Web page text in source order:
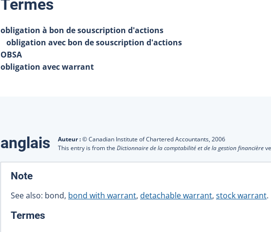
Termes:
obligation à bon de souscription d'actions
obligation avec bon de souscription d'actions
OBSA
obligation avec warrant
Traductions
anglais Auteur :© Canadian Institute of Chartered Accountants, 2006
This entry is from the Dictionnaire de la comptabilité et de la gestion financière
Note:
See also: bond, bond with warrant, detachable warrant, stock warrant.
Termes